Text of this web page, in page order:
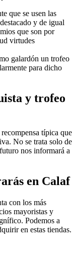
que se usen las
y de igual
que son por
virtudes
galardón un trofeo
para dicho
y trofeo
típica que
No se trata solo de
nos informará a
en Calaf
con los más
mayoristas y
Podemos a
en estas tiendas.